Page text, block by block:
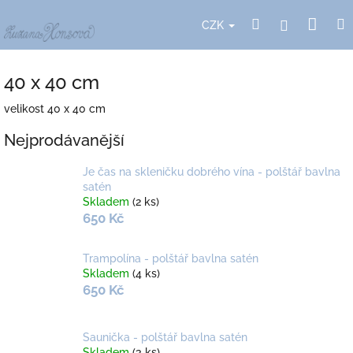
na
obsah
CZK HledatPřihlášení
40 x 40 cm
velikost 40 x 40 cm
Nejprodávanější
Je čas na skleničku dobrého vína - polštář bavlna
satén
Skladem (2 ks)
650 Kč
Trampolína - polštář bavlna satén
Skladem (4 ks)
650 Kč
Saunička - polštář bavlna satén